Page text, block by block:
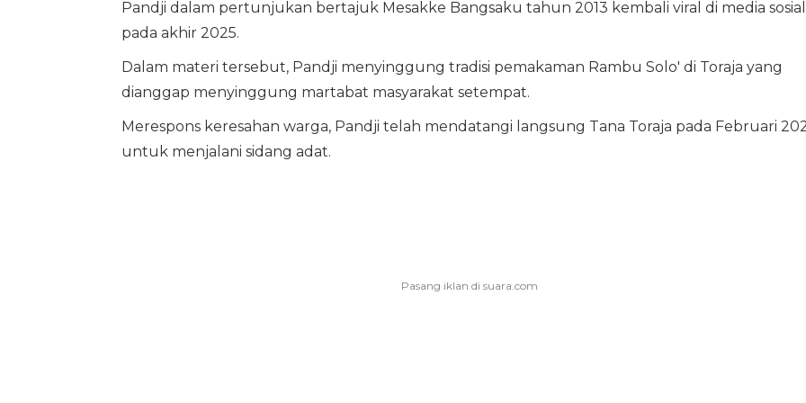
Pandji dalam pertunjukan bertajuk Mesakke Bangsaku tahun 2013 kembali viral di media sosial
pada akhir 2025.
Dalam materi tersebut, Pandji menyinggung tradisi pemakaman Rambu Solo' di Toraja yang
dianggap menyinggung martabat masyarakat setempat.
Merespons keresahan warga, Pandji telah mendatangi langsung Tana Toraja pada Februari
untuk menjalani sidang adat.